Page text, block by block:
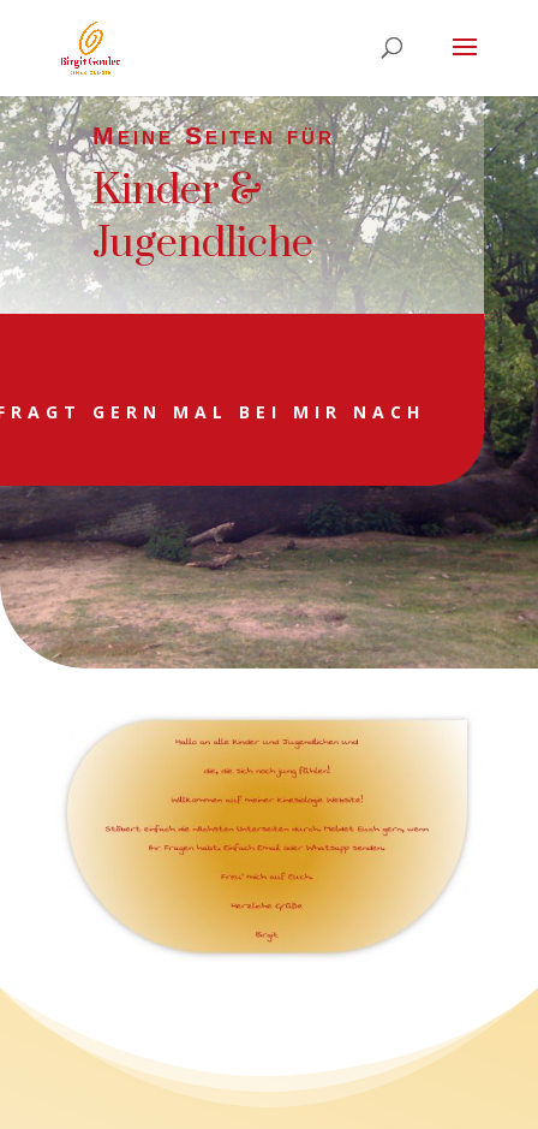
Meine Seiten für
Kinder &
Jugendliche
GERN MAL BEI MIR NACH